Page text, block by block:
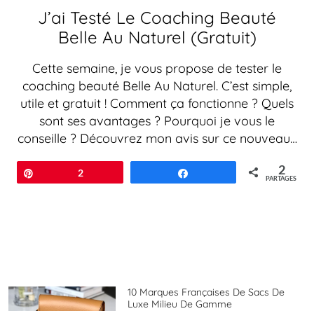
J’ai Testé Le Coaching Beauté
Belle Au Naturel (Gratuit)
Cette semaine, je vous propose de tester le
coaching beauté Belle Au Naturel. C’est simple,
utile et gratuit ! Comment ça fonctionne ? Quels
sont ses avantages ? Pourquoi je vous le
conseille ? Découvrez mon avis sur ce nouveau…
2 2
PARTAGES
10 Marques Françaises De Sacs De
Luxe Milieu De Gamme